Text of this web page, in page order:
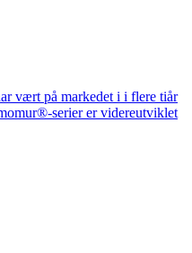
vært på markedet i i flere tiår
serier er videreutviklet